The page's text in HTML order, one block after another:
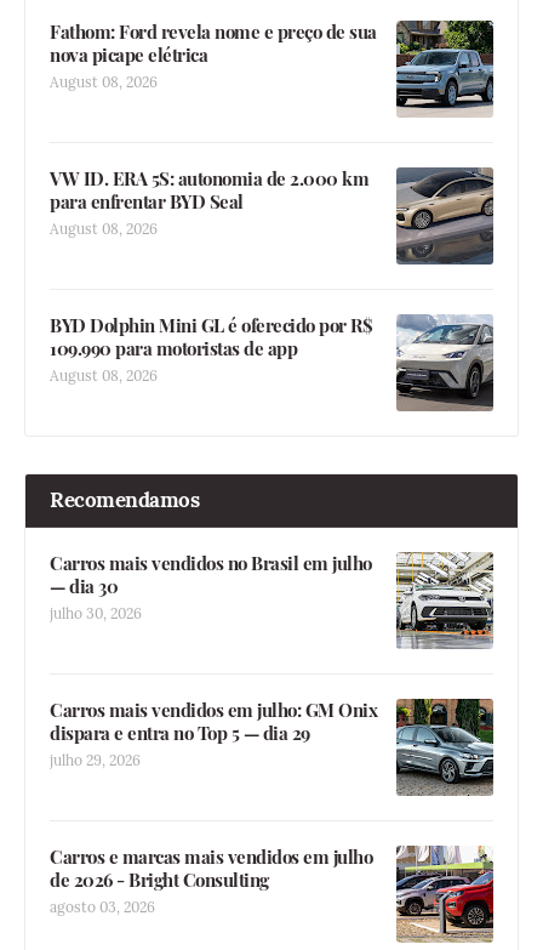
Fathom: Ford revela nome e preço de sua
nova picape elétrica
August 08, 2026
VW ID. ERA 5S: autonomia de 2.000 km
para enfrentar BYD Seal
August 08, 2026
BYD Dolphin Mini GL é oferecido por R$
109.990 para motoristas de app
August 08, 2026
Recomendamos
Carros mais vendidos no Brasil em julho
— dia 30
julho 30, 2026
Carros mais vendidos em julho: GM Onix
dispara e entra no Top 5 — dia 29
julho 29, 2026
Carros e marcas mais vendidos em julho
de 2026 - Bright Consulting
agosto 03, 2026